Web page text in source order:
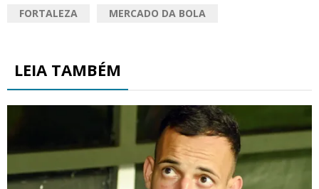
FORTALEZA MERCADO DA BOLA
LEIA TAMBÉM